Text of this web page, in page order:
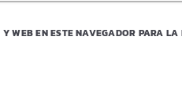
WEB EN ESTE NAVEGADOR PARA